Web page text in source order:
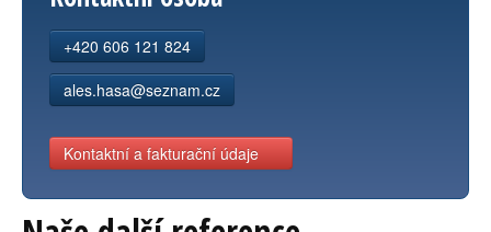
+420 606 121 824
ales.hasa@seznam.cz
Kontaktní a fakturační údaje